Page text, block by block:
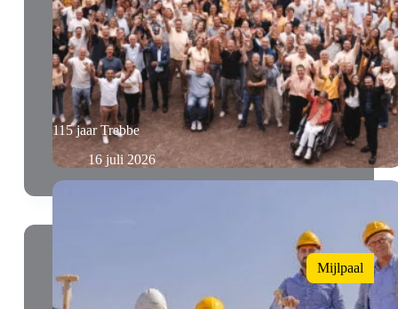
115 jaar Trebbe
16 juli 2026
Mijlpaal